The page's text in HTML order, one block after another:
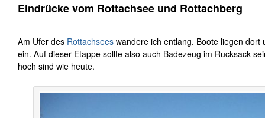
Eindrücke vom Rottachsee und Rottachberg
Am Ufer des Rottachsees wandere ich entlang. Boote liegen
ein. Auf dieser Etappe sollte also auch Badezeug im Rucksack
hoch sind wie heute.